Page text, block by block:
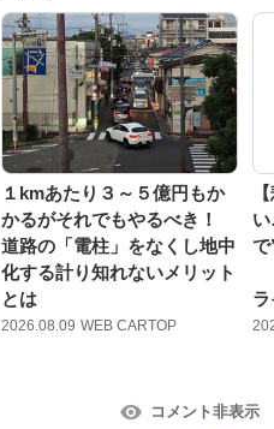
１kmあたり３～５億円もか
かるがそれでもやるべき！
道路の「電柱」をなくし地中
化する計り知れないメリット
とは
2026.08.09 WEB CARTOP
で
コメント非表示